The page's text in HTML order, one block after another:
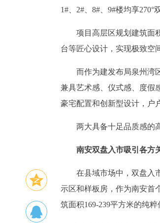
1#、2#、8#、9#楼均享270°
项目高层区规划建筑面
台等匠心设计，实现极致空
而作为建发布局泉州湾
兼具艺术感、仪式感、度假
豪宅配置和创新型设计，户
两大具备十足品质感的
南安双盘入市吸引各方
在县域市场中，双盘入
示区和样板房，作为南安首
筑面积169-239平方米的纯